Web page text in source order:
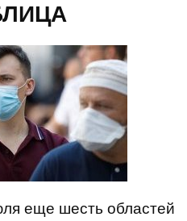
еще шесть областей